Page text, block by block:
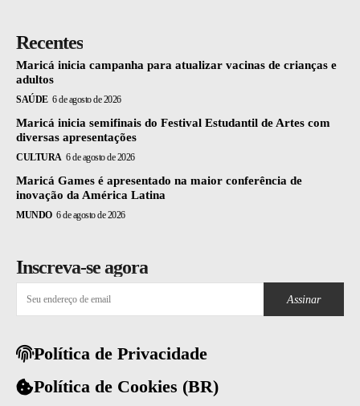
Recentes
Maricá inicia campanha para atualizar vacinas de crianças e
adultos
SAÚDE 6 de agosto de 2026
Maricá inicia semifinais do Festival Estudantil de Artes com
diversas apresentações
CULTURA 6 de agosto de 2026
Maricá Games é apresentado na maior conferência de
inovação da América Latina
MUNDO 6 de agosto de 2026
Inscreva-se agora
Assinar
Política de Privacidade
Política de Cookies (BR)